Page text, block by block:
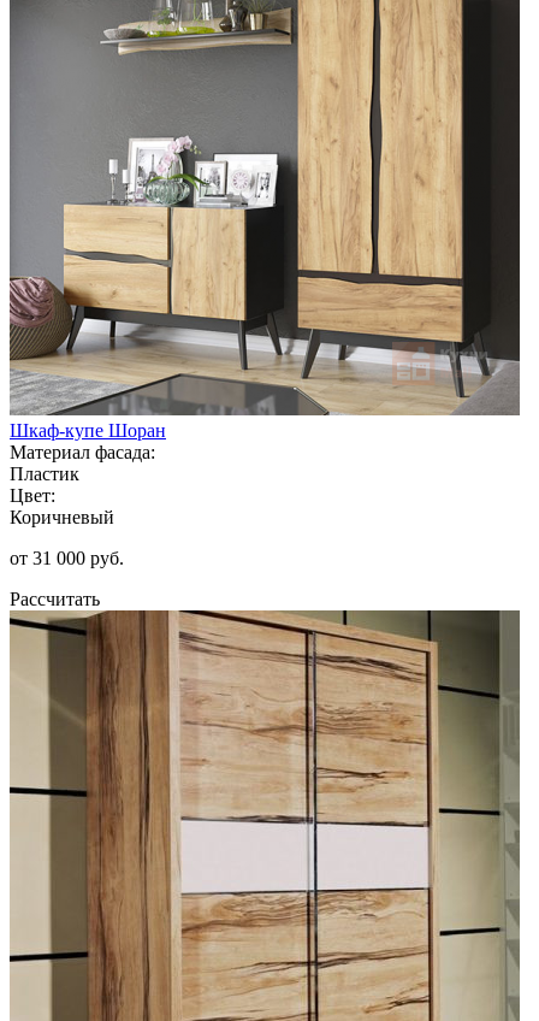
Шкаф-купе Шоран
Материал фасада:
Пластик
Цвет:
Коричневый
от 31 000 руб.
Рассчитать